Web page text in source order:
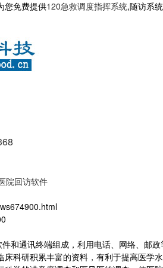
您免费提供120急救调度指挥系统,随访系
院回访软件
和通讯终端组成，利用电话、网络、邮
床科研积累丰富的资料，有利于提高医学